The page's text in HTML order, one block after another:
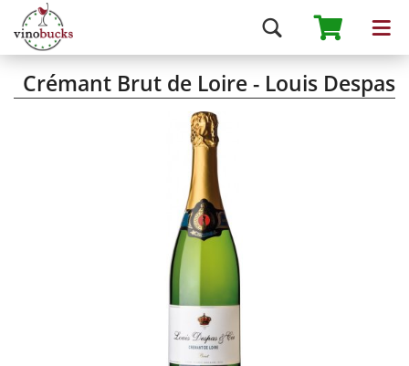
Crémant Brut de Loire - Louis Despas